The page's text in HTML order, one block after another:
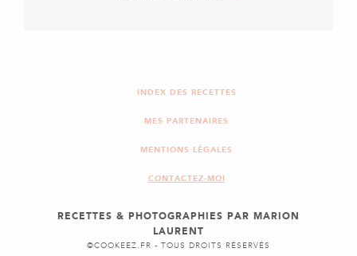
INDEX DES RECETTES
MES PARTENAIRES
MENTIONS LÉGALES
CONTACTEZ-MOI
RECETTES & PHOTOGRAPHIES PAR MARION
LAURENT
©COOKEEZ.FR - TOUS DROITS RÉSERVÉS